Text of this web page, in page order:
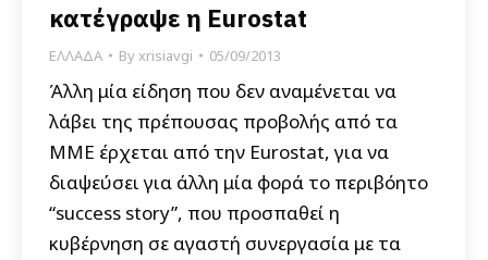
κατέγραψε η Eurostat
ΕΛΛΑΔΑ Byxrisiavgi 05/09/2013
Άλλη μία είδηση που δεν αναμένεται να
λάβει της πρέπουσας προβολής από τα
ΜΜΕ έρχεται από την Eurostat, για να
διαψεύσει για άλλη μία φορά το περιβόητο
“success story”, που προσπαθεί η
κυβέρνηση σε αγαστή συνεργασία με τα